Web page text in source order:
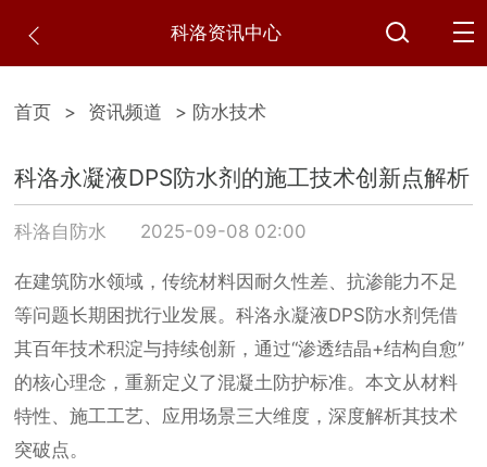
科洛资讯中心
首页 > 资讯频道 > 防水技术
科洛永凝液DPS防水剂的施工技术创新点解析
科洛自防水 2025-09-08 02:00
在建筑防水领域，传统材料因耐久性差、抗渗能力不足
等问题长期困扰行业发展。科洛永凝液DPS防水剂凭借
其百年技术积淀与持续创新，通过“渗透结晶+结构自愈”
的核心理念，重新定义了混凝土防护标准。本文从材料
特性、施工工艺、应用场景三大维度，深度解析其技术
突破点。